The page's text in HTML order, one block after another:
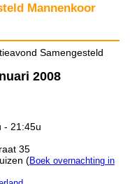
Mannenkoor
Samengesteld
2008
- 21:45u
35
(Boek overnachting in